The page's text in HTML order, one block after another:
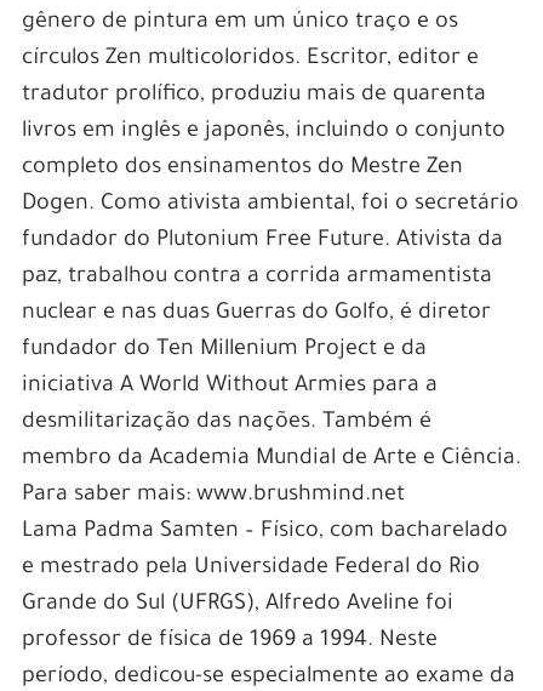
gênero de pintura em um único traço e os
círculos Zen multicoloridos. Escritor, editor e
tradutor prolífico, produziu mais de quarenta
livros em inglês e japonês, incluindo o conjunto
completo dos ensinamentos do Mestre Zen
Dogen. Como ativista ambiental, foi o secretário
fundador do Plutonium Free Future. Ativista da
paz, trabalhou contra a corrida armamentista
nuclear e nas duas Guerras do Golfo, é diretor
fundador do Ten Millenium Project e da
iniciativa A World Without Armies para a
desmilitarização das nações. Também é
membro da Academia Mundial de Arte e Ciência.
Para saber mais: www.brushmind.net
Lama Padma Samten – Físico, com bacharelado
e mestrado pela Universidade Federal do Rio
Grande do Sul (UFRGS), Alfredo Aveline foi
professor de física de 1969 a 1994. Neste
período, dedicou-se especialmente ao exame da